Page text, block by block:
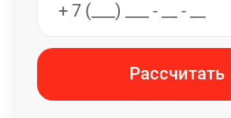
Рассчитать